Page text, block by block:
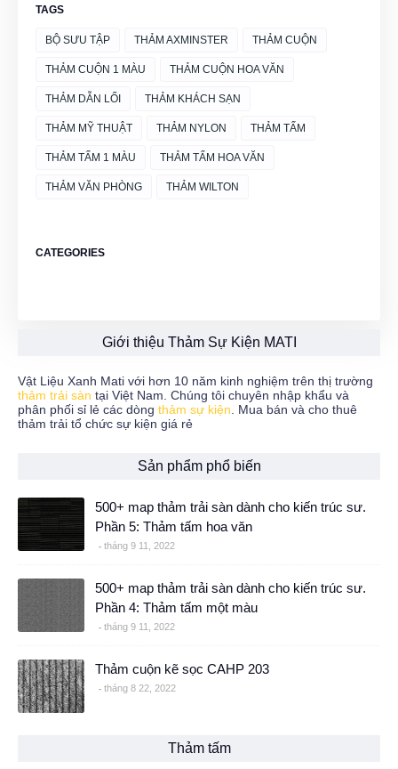
TAGS
BỘ SƯU TẬP THẢM AXMINSTER THẢM CUỘN
THẢM CUỘN 1 MÀU THẢM CUỘN HOA VĂN
THẢM DẪN LỐI THẢM KHÁCH SẠN
THẢM MỸ THUẬT THẢM NYLON THẢM TẤM
THẢM TẤM 1 MÀU THẢM TẤM HOA VĂN
THẢM VĂN PHÒNG THẢM WILTON
CATEGORIES
Giới thiệu Thảm Sự Kiện MATI
Vật Liệu Xanh Mati với hơn 10 năm kinh nghiệm trên thị trường
thảm trải sàn tại Việt Nam. Chúng tôi chuyên nhập khẩu và
phân phối sỉ lẻ các dòng thảm sự kiện . Mua bán và cho thuê
thảm trải tổ chức sự kiện giá rẻ
Sản phẩm phổ biến
500+ map thảm trải sàn dành cho kiến trúc sư.
Phần 5: Thảm tấm hoa văn
tháng 9 11, 2022
500+ map thảm trải sàn dành cho kiến trúc sư.
Phần 4: Thảm tấm một màu
tháng 9 11, 2022
Thảm cuộn kẽ sọc CAHP 203
tháng 8 22, 2022
Thảm tấm